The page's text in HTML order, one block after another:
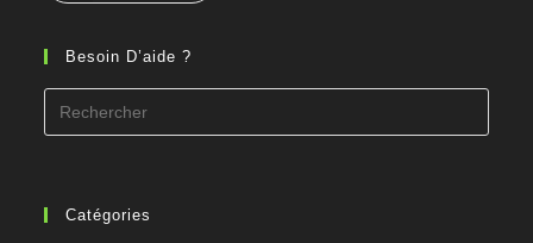
Besoin D’aide ?
Catégories